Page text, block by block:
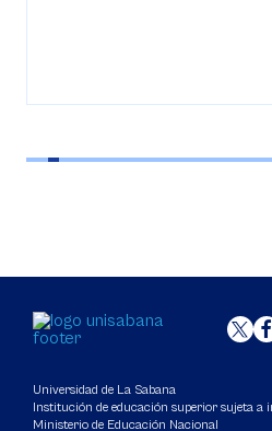
Universidad de La Sabana
Institución de educación superior sujeta a
Ministerio de Educación Nacional